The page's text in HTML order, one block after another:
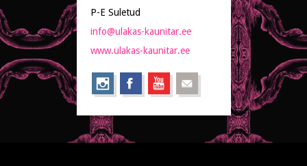
P-E Suletud
info@ulakas-kaunitar.ee
www.ulakas-kaunitar.ee